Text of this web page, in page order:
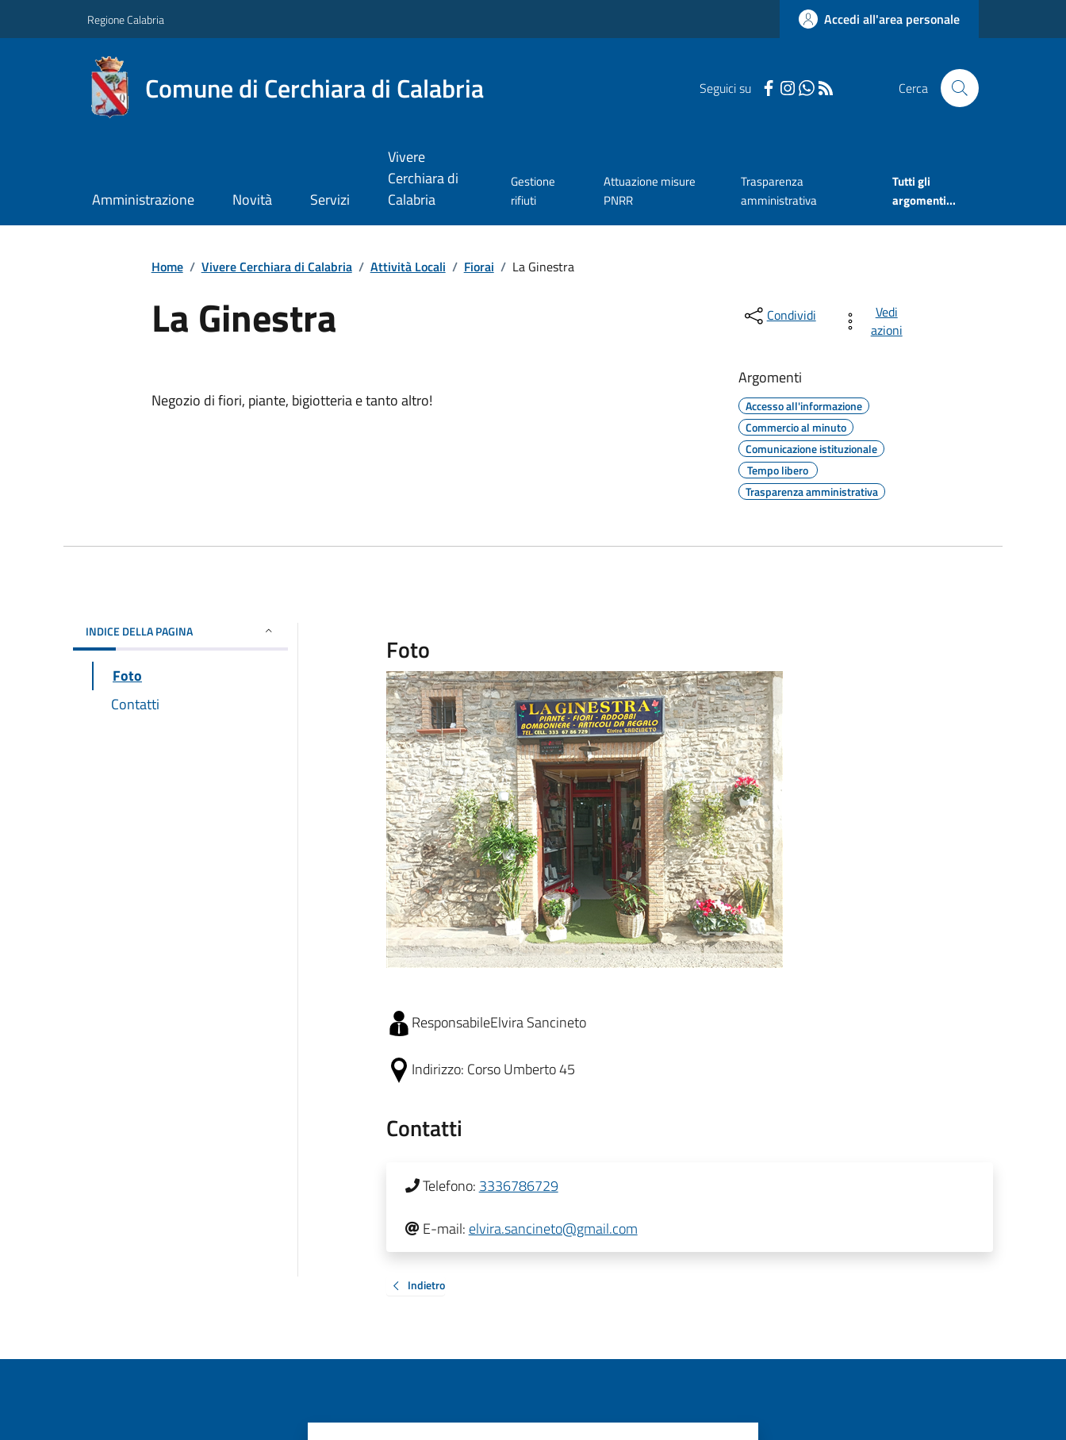
Regione Calabria Accedi all'area personale
Comune di Cerchiara di Calabria Seguici su Cerca
Amministrazione Novità Servizi
Vivere
Cerchiara di
Calabria
Gestione
rifiuti
Attuazione misure
PNRR
Trasparenza
amministrativa
Tutti gli
argomenti...
Home / Vivere Cerchiara di Calabria / Attività Locali / Fiorai / La Ginestra
La Ginestra
Negozio di fiori, piante, bigiotteria e tanto altro!
Condividi
Vedi
azioni
Argomenti
Accesso all'informazione
Commercio al minuto
Comunicazione istituzionale
Tempo libero
Trasparenza amministrativa
INDICE DELLA PAGINA
Foto
Contatti
Foto
ResponsabileElvira Sancineto
Indirizzo: Corso Umberto 45
Contatti
Telefono: 3336786729
E-mail: elvira.sancineto@gmail.com
Indietro